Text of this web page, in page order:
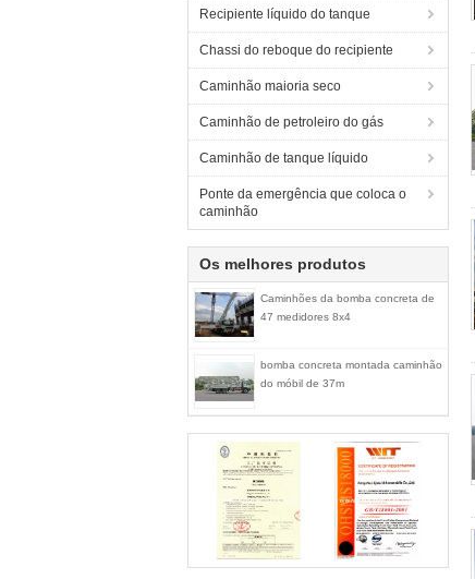
Recipiente líquido do tanque
Chassi do reboque do recipiente
Caminhão maioria seco
Caminhão de petroleiro do gás
Caminhão de tanque líquido
Ponte da emergência que coloca o
caminhão
Os melhores produtos
Caminhões da bomba concreta de
47 medidores 8x4
bomba concreta montada caminhão
do móbil de 37m